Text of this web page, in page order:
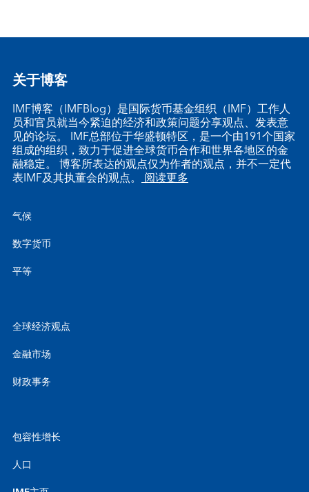
关于博客
IMF博客（IMFBlog）是国际货币基金组织（IMF）工作人
员和官员就当今紧迫的经济和政策问题分享观点、发表意
见的论坛。 IMF总部位于华盛顿特区，是一个由191个国家
组成的组织，致力于促进全球货币合作和世界各地区的金
融稳定。 博客所表达的观点仅为作者的观点，并不一定代
表IMF及其执董会的观点。 阅读更多
气候
数字货币
平等
全球经济观点
金融市场
财政事务
包容性增长
人口